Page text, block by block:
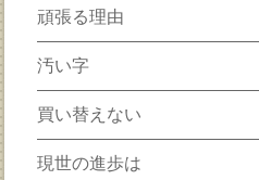
頑張る理由
汚い字
買い替えない
現世の進歩は